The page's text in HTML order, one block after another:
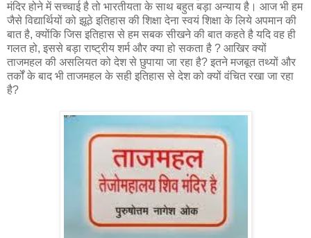
मंदिर होने में सच्चाई है तो भारतीयता के साथ बहुत बड़ा अन्याय है। आज भी हम
जैसे विद्यार्थियों को झूठे इतिहास की शिक्षा देना स्वयं शिक्षा के लिये अपमान की
बात है, क्योंकि जिस इतिहास से हम सबक सीखने की बात कहते है यदि वह ही
गलत हो, इससे बड़ा राष्ट्रीय शर्म और क्‍या हो सकता है ? आखिर क्यों
ताजमहल की असलियत को देश से छुपाया जा रहा है? इतने मजबूत तथ्यों और
तर्कों के बाद भी ताजमहल के सही इतिहास से देश को क्यों वंचित रखा जा रहा
है?